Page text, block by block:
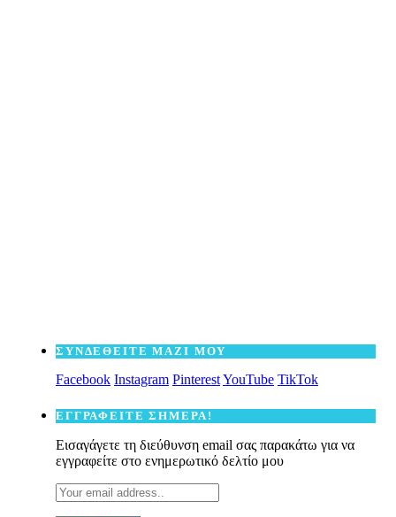
ΣΥΝΔΕΘΕΙΤΕ ΜΑΖΙ ΜΟΥ
Facebook Instagram PinterestYouTube TikTok
ΕΓΓΡΑΦΕΙΤΕ ΣΗΜΕΡΑ!
Εισαγάγετε τη διεύθυνση email σας παρακάτω για να
εγγραφείτε στο ενημερωτικό δελτίο μου